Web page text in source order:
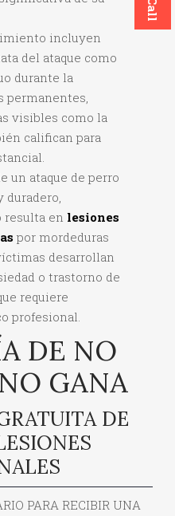
incluyen
del ataque como
durante la
permanentes,
visibles como la
califican para
un ataque de perro
duradero,
resulta en lesiones
por mordeduras
desarrollan
o trastorno de
requiere
profesional.
DE NO
GANA
DE
PARA RECIBIR UNA